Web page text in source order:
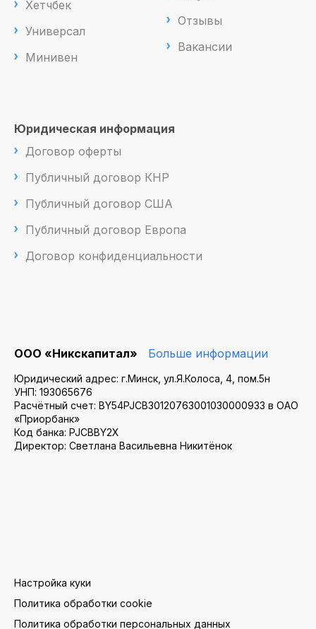
Хетчбек
Универсал
Минивен
Отзывы
Вакансии
Юридическая информация
Договор оферты
Публичный договор КНР
Публичный договор США
Публичный договор Европа
Договор конфиденциальности
ООО «Никскапитал» Больше информации
Юридический адрес: г.Минск, ул.Я.Колоса, 4, пом.5н
УНП: 193065676
Расчётный счет: BY54PJCB30120763001030000933 в ОАО
«Приорбанк»
Код банка: PJCBBY2X
Директор: Светлана Васильевна Никитёнок
Настройка куки
Политика обработки cookie
Политика обработки персональных данных